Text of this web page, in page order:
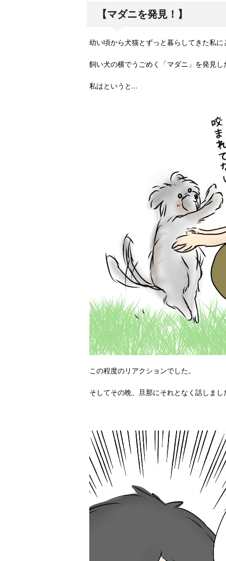
【マダニを発見！】
幼い頃から犬猫とずっと暮らしてきた私
飼い犬の横でうごめく「マダニ」を発見し
私はというと…
この程度のリアクションでした。
そしてその晩、旦那にそれとなく話しまし